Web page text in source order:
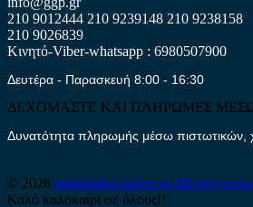
210 9012444 210 9239148 210 9238158
210 9026839
Κινητό-Viber-whatsapp : 6980507900
Δευτέρα - Παρασκευή 8:00 - 16:30
ΔΕΧΟΜΑΣΤΕ ΚΑΙ ΠΛΗΡΩΜΕΣ
Δυνατότητα πληρωμής μέσω
© 2026 antalaktika-online.eu
Καλό καλοκαίρι σε όλους!!